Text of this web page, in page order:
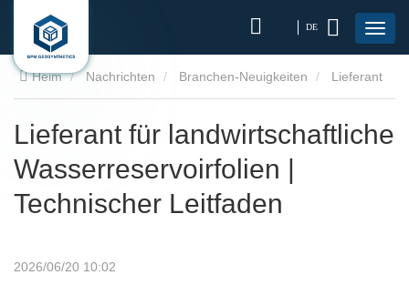
DE
Heim Nachrichten Branchen-Neuigkeiten
Leitfaden
Lieferant für landwirtschaftliche
Wasserreservoirfolien |
Technischer Leitfaden
2026/06/20 10:02